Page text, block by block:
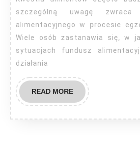
szczególną uwagę
alimentacyjnego w procesie
Wiele osób zastanawia się, w
sytuacjach fundusz
działania
READ MOREREAD
MORE